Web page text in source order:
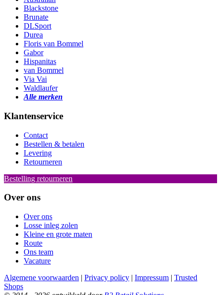
Blackstone
Brunate
DLSport
Durea
Floris van Bommel
Gabor
Hispanitas
van Bommel
Via Vai
Waldlaufer
Alle merken
Klantenservice
Contact
Bestellen & betalen
Levering
Retourneren
Bestelling retourneren
Over ons
Over ons
Losse inleg zolen
Kleine en grote maten
Route
Ons team
Vacature
Algemene voorwaarden | Privacy policy | Impressum | Trusted
Shops